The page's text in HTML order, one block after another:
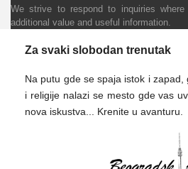
We strive to respond to inquiries
additional value and useful information.
Za svaki slobodan trenutak
Na putu gde se spaja istok i
i religije nalazi se mesto gde vas
nova iskustva... Krenite u avanturu.